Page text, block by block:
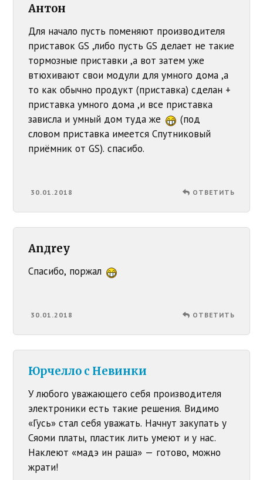
Антон
Для начало пусть поменяют производителя
приставок GS ,либо пусть GS делает не такие
тормозные приставки ,а вот затем уже
втюхивают свои модули для умного дома ,а
то как обычно продукт (приставка) сделан +
приставка умного дома ,и все приставка
зависла и умный дом туда же
(под
словом приставка имеется Спутниковый
приёмник от GS). спасибо.
30.01.2018 ОТВЕТИТЬ
Anдrey
Спасибо, поржал
30.01.2018 ОТВЕТИТЬ
Юрчелло с Невинки
У любого уважающего себя производителя
электроники есть такие решения. Видимо
«Гусь» стал себя уважать. Начнут закупать у
Сяоми платы, пластик лить умеют и у нас.
Наклеют «мадэ ин раша» — готово, можно
жрати!